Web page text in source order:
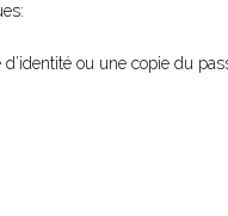
ou une copie du